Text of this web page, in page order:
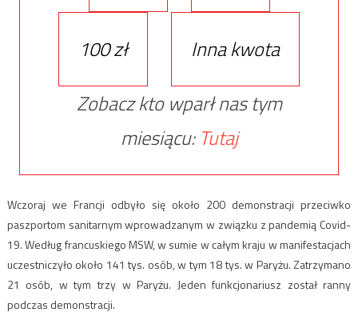
100 zł
Inna kwota
Zobacz kto wparł nas tym
miesiącu: Tutaj
Wczoraj we Francji odbyło się około 200 demonstracji przeciwko
paszportom sanitarnym wprowadzanym w związku z pandemią Covid-
19. Według francuskiego MSW, w sumie w całym kraju w manifestacjach
uczestniczyło około 141 tys. osób, w tym 18 tys. w Paryżu. Zatrzymano
21 osób, w tym trzy w Paryżu. Jeden funkcjonariusz został ranny
podczas demonstracji.